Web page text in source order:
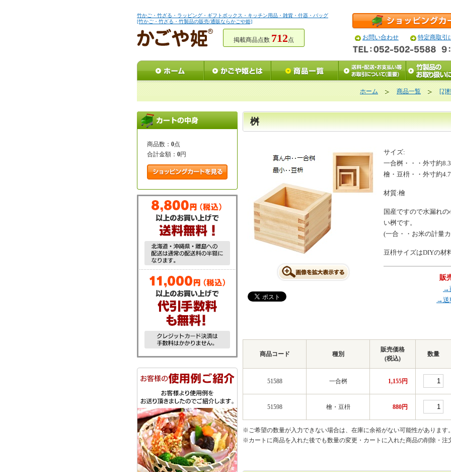
竹かご・竹ざる・ラッピング・ギフトボックス・キッチン用品・雑貨・什器・バッグ
[竹かご・竹ざる・竹製品の販売/通販ならかごや姫]
お問い合わせ 特定商取引
掲載商品点数 712点
ホーム 商品一覧 [2]
商品数： 0点
合計金額： 0円
桝
サイズ:
一合桝・・・外寸約
檜・豆枡・・外寸約
材質:檜
国産ですので水漏れ
い桝です。
(一合・・お米の計量
豆枡サイズはDIYの材
販
→
→送
商品コード 種別
販売価格
(税込)
数量
51588 一合桝 1,155円
51598 檜・豆枡 880円
※ご希望の数量が入力できない場合は、在庫に余裕がない可能性があります
※カートに商品を入れた後でも数量の変更・カートに入れた商品の削除・注